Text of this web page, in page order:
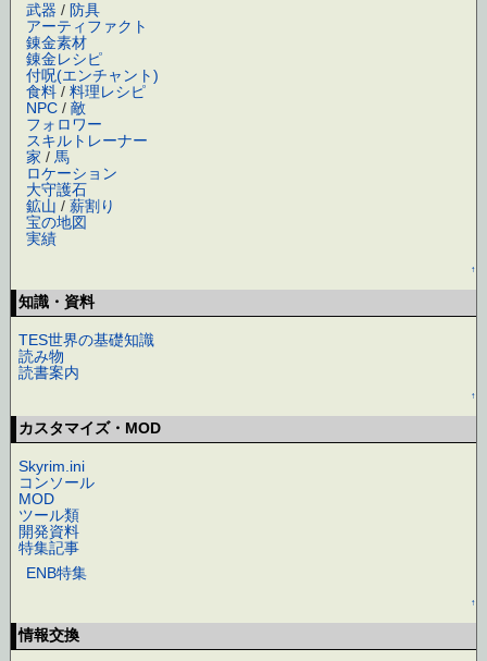
武器 / 防具
アーティファクト
錬金素材
錬金レシピ
付呪(エンチャント)
食料 /料理レシピ
NPC /敵
フォロワー
スキルトレーナー
家 /馬
ロケーション
大守護石
鉱山 /薪割り
宝の地図
実績
↑
知識・資料
TES世界の基礎知識
読み物
読書案内
↑
カスタマイズ・MOD
Skyrim.ini
コンソール
MOD
ツール類
開発資料
特集記事
ENB特集
↑
情報交換